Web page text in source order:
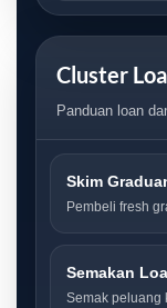
Cluster
Panduan loan
Skim
Pembeli fresh
Semakan
Semak peluang